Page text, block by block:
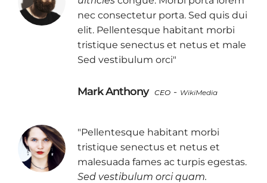
nec consectetur porta. Sed quis dui
elit. Pellentesque habitant morbi
tristique senectus et netus et male
Sed vestibulum orci"
Mark Anthony CEO - WikiMedia
"Pellentesque habitant morbi
tristique senectus et netus et
malesuada fames ac turpis egestas.
Sed vestibulum orci quam.